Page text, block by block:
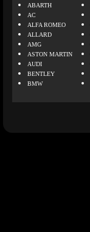
ABARTH
AC
ALFA ROMEO
ALLARD
AMG
ASTON MARTIN
AUDI
BENTLEY
BMW